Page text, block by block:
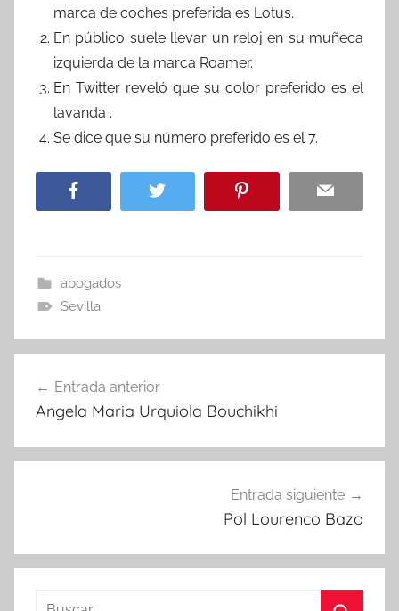
marca de coches preferida es Lotus.
En público suele llevar un reloj en su muñeca
izquierda de la marca Roamer.
En Twitter reveló que su color preferido es el
lavanda .
Se dice que su número preferido es el 7.
abogados
Sevilla
de
Entrada anterior
Angela Maria Urquiola Bouchikhi
Entrada siguiente
Pol Lourenco Bazo
Buscar: